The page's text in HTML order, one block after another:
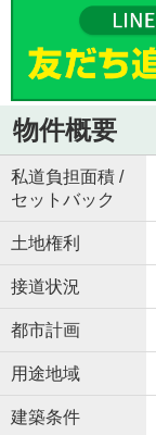
物件概要
私道負担面積 /
セットバック
土地権利
接道状況
都市計画
用途地域
建築条件